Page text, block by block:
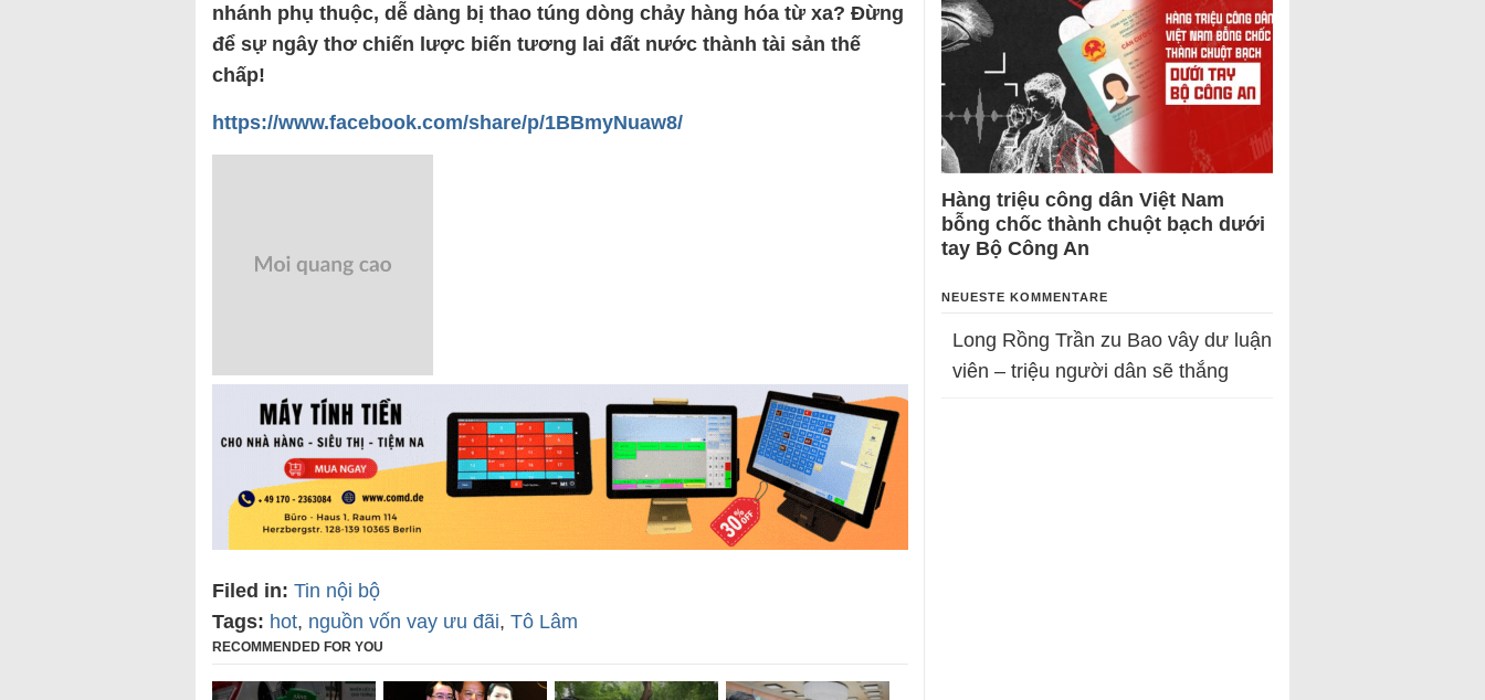
nhánh phụ thuộc, dễ dàng bị thao túng dòng chảy hàng hóa từ xa? Đừng
để sự ngây thơ chiến lược biến tương lai đất nước thành tài sản thế
chấp!
https://www.facebook.com/share/p/1BBmyNuaw8/
Filed in: Tin nội bộ
Tags: hot, nguồn vốn vay ưu đãi, Tô Lâm
RECOMMENDED FOR YOU
Hàng triệu công dân Việt Nam
bỗng chốc thành chuột bạch dưới
tay Bộ Công An
NEUESTE KOMMENTARE
Long Rồng Trần zu Bao vây dư luận
viên – triệu người dân sẽ thắng